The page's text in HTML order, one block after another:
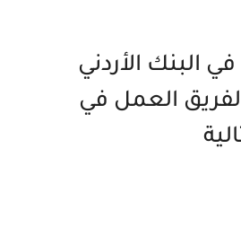
البنك الأردني
العمل في